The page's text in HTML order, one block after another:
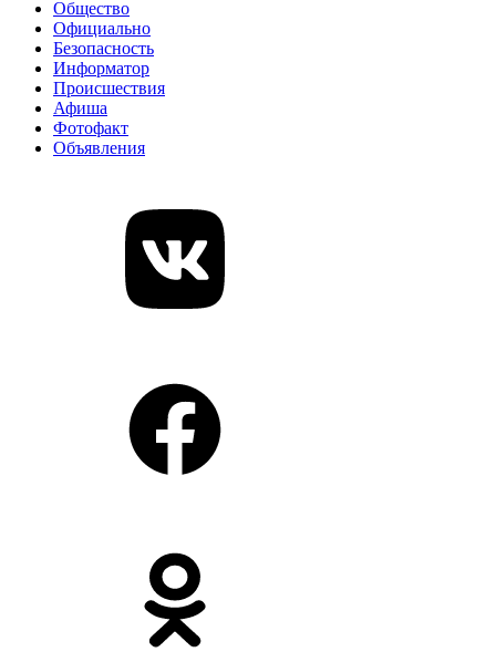
Общество
Официально
Безопасность
Информатор
Происшествия
Афиша
Фотофакт
Объявления